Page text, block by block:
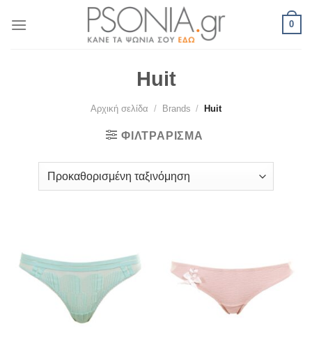
0
Huit
Αρχική σελίδα / Brands / Huit
ΦΙΛΤΡΆΡΙΣΜΑ